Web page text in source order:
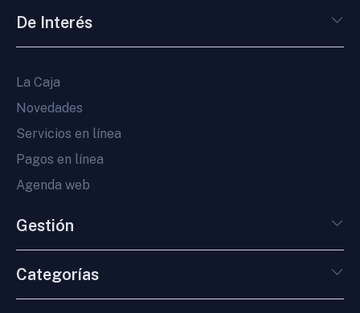
De Interés
La Caja
Novedades
Servicios en línea
Pagos en línea
Agenda web
Gestión
Categorías